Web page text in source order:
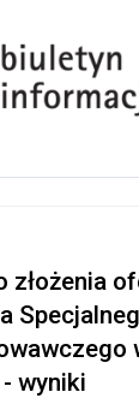
złożenia
wyniki